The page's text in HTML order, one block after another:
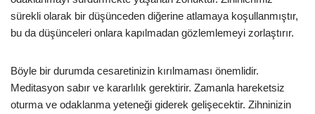
sürekli olarak bir düşünceden diğerine atlamaya koşullanmıştır,
bu da düşünceleri onlara kapılmadan gözlemlemeyi zorlaştırır.
Böyle bir durumda cesaretinizin kırılmaması önemlidir.
Meditasyon sabır ve kararlılık gerektirir. Zamanla hareketsiz
oturma ve odaklanma yeteneği giderek gelişecektir. Zihninizin